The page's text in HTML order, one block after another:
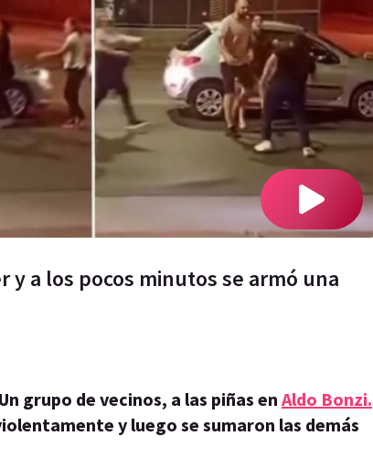
a los pocos minutos se armó una
Un grupo de vecinos, a las piñas en Aldo Bonzi.
y luego se sumaron las demás